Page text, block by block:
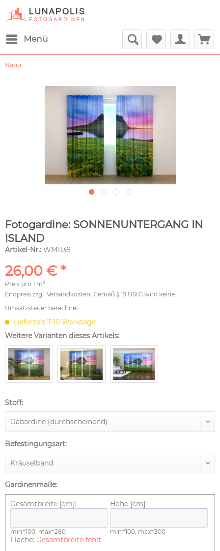
Menü
Natur
Fotogardine: SONNENUNTERGANG IN
ISLAND
Artikel-Nr.: WM1138
26,00 € *
Preis pro 1 m²
Endpreis zzgl. Versandkosten. Gemäß § 19 UStG wird keine
Umsatzsteuer berechnet.
Lieferzeit 7-10 Werktage
Weitere Varianten dieses Artikels:
Stoff:
Befestingungsart:
Gardinenmaße:
Gesamtbreite [cm]: Höhe [cm]:
min=100; max=280 min=100; max=300
Fläche: Gesamtbreite fehlt